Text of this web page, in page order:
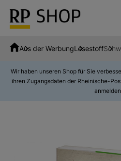
Aus der WerbungLesestoff
Wir haben unseren Shop für Sie
ihren Zugangsdaten der Rheinische-